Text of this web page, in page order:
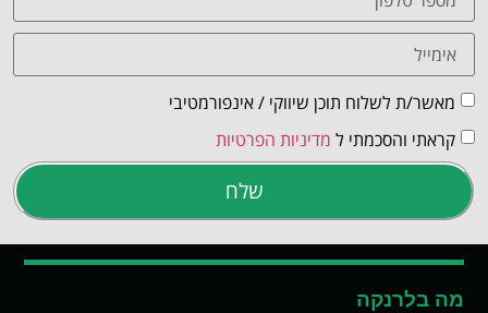
מאשר/ת לשלוח תוכן שיווקי / אינפורמטיבי
קראתי והסכמתי ל מדיניות הפרטיות
שלח
מה בלרנקה